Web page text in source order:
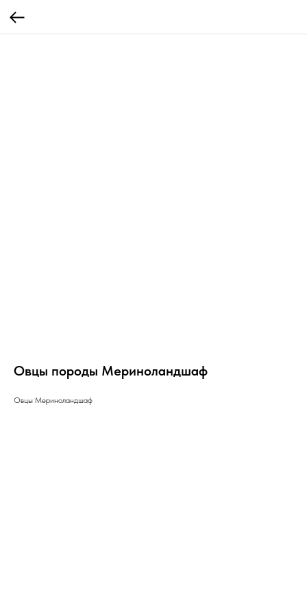
Овцы породы Мериноландшаф
Овцы Мериноландшаф